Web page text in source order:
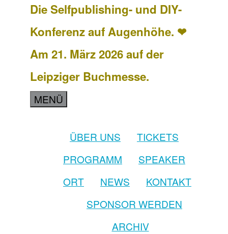
Die Selfpublishing- und DIY-
Konferenz auf Augenhöhe. ❤
Am 21. März 2026 auf der
Leipziger Buchmesse.
MENÜ
ÜBER UNS
TICKETS
PROGRAMM
SPEAKER
ORT
NEWS
KONTAKT
SPONSOR WERDEN
ARCHIV